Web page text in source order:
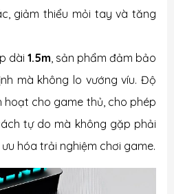
giảm thiểu mỏi tay và tăng
dài 1.5m, sản phẩm đảm bảo
mà không lo vướng víu. Độ
hoạt cho game thủ, cho phép
tự do mà không gặp phải
hóa trải nghiệm chơi game.